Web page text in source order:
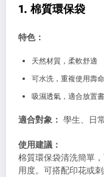
1. 棉質環保袋
特色：
天然材質，柔軟舒適
可水洗，重複使用壽
吸濕透氣，適合放置
適合對象： 學生、日
使用建議：
棉質環保袋清洗簡單
用度。可搭配印花或